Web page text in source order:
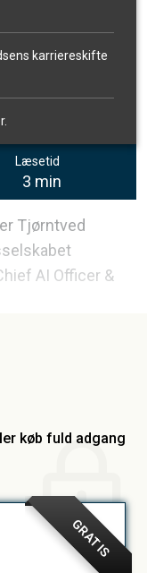
karriereskifte
Læsetid
3 min
Tjørntved
AI Officer &
køb fuld adgang
GRATIS